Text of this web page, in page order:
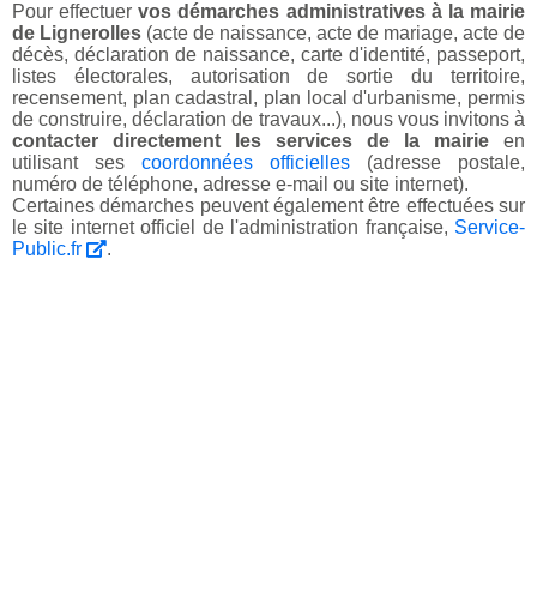
Pour effectuervos démarches administratives à la mairie
de Lignerolles (acte de naissance, acte de mariage, acte de
décès, déclaration de naissance, carte d'identité, passeport,
listes électorales, autorisation de sortie du territoire,
recensement, plan cadastral, plan local d'urbanisme, permis
de construire, déclaration de travaux...), nous vous invitons à
contacter directement les services de la mairie en
utilisant ses coordonnées officielles (adresse postale,
numéro de téléphone, adresse e-mail ou site internet).
Certaines démarches peuvent également être effectuées sur
le site internet officiel de l'administration française, Service-
Public.fr
.